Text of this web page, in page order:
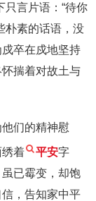
只言片语：“待你
朴素的话语，没
卒在戍地坚持
揣着对故土与
们的精神慰
着 平安字
已霉变，却饱
，告知家中平